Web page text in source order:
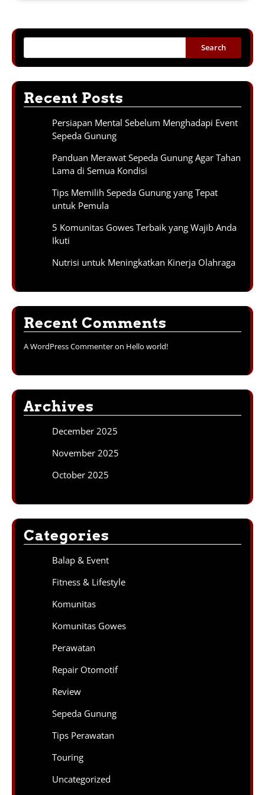
Search
Recent Posts
Persiapan Mental Sebelum Menghadapi Event
Sepeda Gunung
Panduan Merawat Sepeda Gunung Agar Tahan
Lama di Semua Kondisi
Tips Memilih Sepeda Gunung yang Tepat
untuk Pemula
5 Komunitas Gowes Terbaik yang Wajib Anda
Ikuti
Nutrisi untuk Meningkatkan Kinerja Olahraga
Recent Comments
A WordPress Commenteron Hello world!
Archives
December 2025
November 2025
October 2025
Categories
Balap & Event
Fitness & Lifestyle
Komunitas
Komunitas Gowes
Perawatan
Repair Otomotif
Review
Sepeda Gunung
Tips Perawatan
Touring
Uncategorized